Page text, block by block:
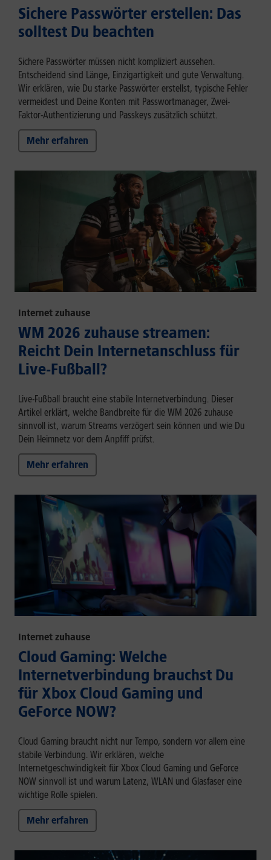
Sichere Passwörter erstellen: Das
solltest Du beachten
Sichere Passwörter müssen nicht kompliziert aussehen.
Entscheidend sind Länge, Einzigartigkeit und gute Verwaltung.
Wir erklären, wie Du starke Passwörter erstellst, typische Fehler
vermeidest und Deine Konten mit Passwortmanager, Zwei-
Faktor-Authentizierung und Passkeys zusätzlich schützt.
Mehr erfahren
Internet zuhause
WM 2026 zuhause streamen:
Reicht Dein Internetanschluss für
Live-Fußball?
Live-Fußball braucht eine stabile Internetverbindung. Dieser
Artikel erklärt, welche Bandbreite für die WM 2026 zuhause
sinnvoll ist, warum Streams verzögert sein können und wie Du
Dein Heimnetz vor dem Anpfiff prüfst.
Mehr erfahren
Internet zuhause
Cloud Gaming: Welche
Internetverbindung brauchst Du
für Xbox Cloud Gaming und
GeForce NOW?
Cloud Gaming braucht nicht nur Tempo, sondern vor allem eine
stabile Verbindung. Wir erklären, welche
Internetgeschwindigkeit für Xbox Cloud Gaming und GeForce
NOW sinnvoll ist und warum Latenz, WLAN und Glasfaser eine
wichtige Rolle spielen.
Mehr erfahren